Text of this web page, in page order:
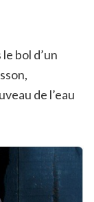
bol d’un
de l’eau